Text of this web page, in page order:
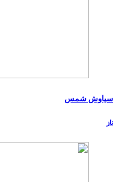
سیاوش شمس
ناز